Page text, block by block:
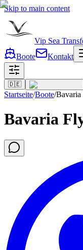
Skip to main content
Vip Sea
Boote
Kontakt
🇩🇪
Startseite/Boote/
Bavaria